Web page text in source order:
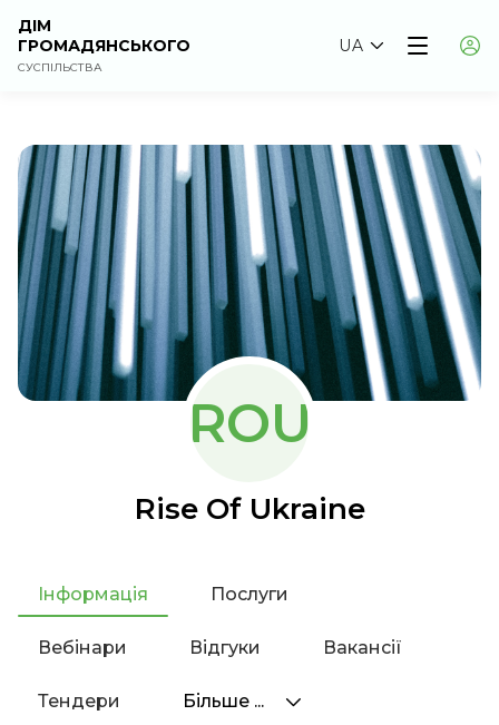
ДІМ
ГРОМАДЯНСЬКОГО
СУСПІЛЬСТВА
UA
ROU
Rise Of Ukraine
Інформація Послуги
Вебінари Відгуки Вакансії
Тендери Більше ...